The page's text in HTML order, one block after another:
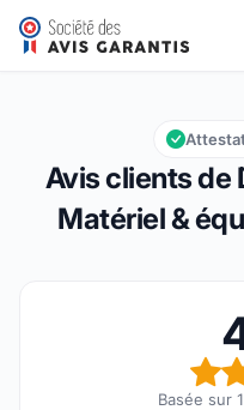
Note globale : 4,8 sur 5
4,8/5
Avis clients de
Matériel &
Basée sur